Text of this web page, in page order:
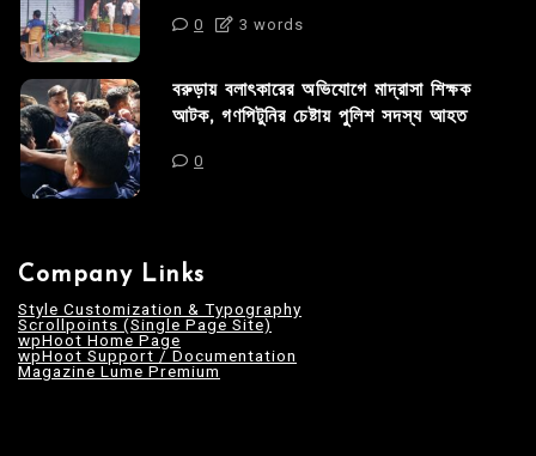
0 3 words
বরুড়ায় বলাৎকারের অভিযোগে মাদ্রাসা শিক্ষক
আটক, গণপিটুনির চেষ্টায় পুলিশ সদস্য আহত
0
Company Links
Style Customization & Typography
Scrollpoints (Single Page Site)
wpHoot Home Page
wpHoot Support / Documentation
Magazine Lume Premium